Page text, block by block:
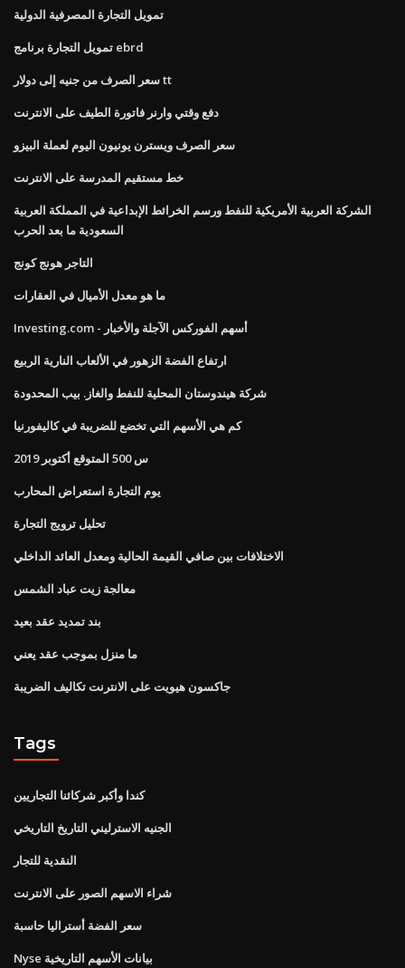
تمويل التجارة المصرفية الدولية
تمويل التجارة برنامج ebrd
سعر الصرف من جنيه إلى دولار tt
دفع وقتي وارنر فاتورة الطيف على الانترنت
سعر الصرف ويسترن يونيون اليوم لعملة البيزو
خط مستقيم المدرسة على الانترنت
الشركة العربية الأمريكية للنفط ورسم الخرائط الإبداعية في المملكة العربية
السعودية ما بعد الحرب
التاجر هونج كونج
ما هو معدل الأميال في العقارات
Investing.com - أسهم الفوركس الآجلة والأخبار
ارتفاع الفضة الزهور في الألعاب النارية الربيع
شركة هيندوستان المحلية للنفط والغاز. بيب المحدودة
كم هي الأسهم التي تخضع للضريبة في كاليفورنيا
س 500 المتوقع أكتوبر 2019
يوم التجارة استعراض المحارب
تحليل ترويج التجارة
الاختلافات بين صافي القيمة الحالية ومعدل العائد الداخلي
معالجة زيت عباد الشمس
بند تمديد عقد بعيد
ما منزل بموجب عقد يعني
جاكسون هيويت على الانترنت تكاليف الضريبة
Tags
كندا وأكبر شركائنا التجاريين
الجنيه الاسترليني التاريخ التاريخي
النقدية للتجار
شراء الاسهم الصور على الانترنت
سعر الفضة أستراليا حاسبة
Nyse بيانات الأسهم التاريخية